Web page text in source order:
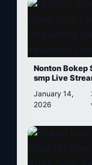
Nonton Bokep
smp Live
Telanjang
January 14,
2026